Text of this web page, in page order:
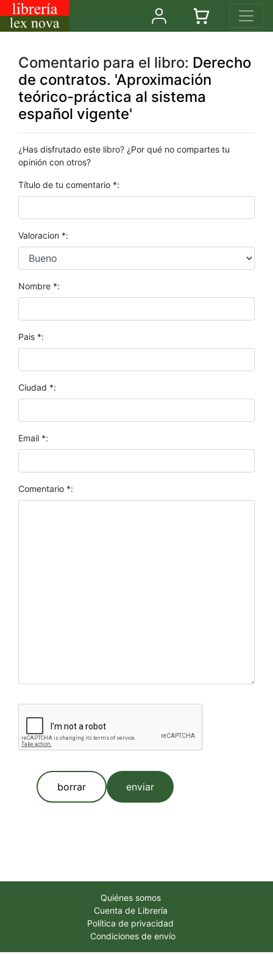
Comentario para el libro: Derecho
de contratos. 'Aproximación
teórico-práctica al sistema
español vigente'
¿Has disfrutado este libro? ¿Por qué no compartes tu
opinión con otros?
Título de tu comentario *:
Valoracion *:
Nombre *:
Pais *:
Ciudad *:
Email *:
Comentario *:
borrar enviar
Quiénes somos
Cuenta de Librería
Política de privacidad
Condiciones de envío